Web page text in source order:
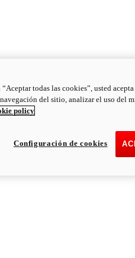
todas las cookies”, usted
del sitio, analizar el uso del
policy
Configuración de cookies